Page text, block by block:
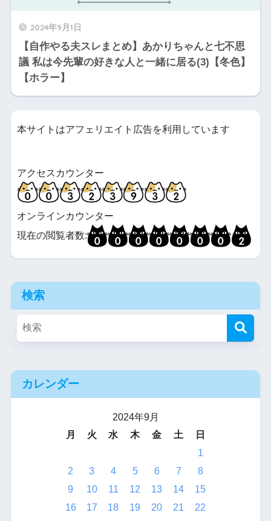
2024年9月1日
【自作やる夫スレまとめ】あかりちゃんと七不思
議 私は今先輩の好きな人と一緒に居る(3)【冬色】
【ホラー】
本サイトはアフェリエイト広告を利用しています
アクセスカウンター
オンラインカウンター
現在の閲覧者数:
検索
カレンダー
2024年9月
月
火 水 木 金 土
日
1
2
3 4 5 6 7
8
9
10 11 12 13 14
15
16
17 18 19 20 21
22